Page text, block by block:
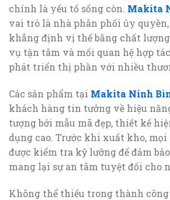
chính là yếu tố sống còn. Makita
vai trò là nhà phân phối ủy
khẳng định vị thế bằng chất
vụ tận tâm và mối quan hệ hợp
phát triển thị phần với nhiều
Các sản phẩm tại Makita Ninh
khách hàng tin tưởng về hiệu
tượng bởi mẫu mã đẹp, thiết kế
dụng cao. Trước khi xuất kho, mọi
được kiểm tra kỹ lưỡng để đảm
mang lại sự an tâm tuyệt đối cho
Không thể thiếu trong thành